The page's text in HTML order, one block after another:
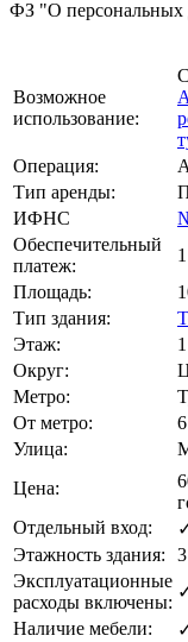
ФЗ "О персональных
Возможное
использование:
Операция:
Тип аренды:
ИФНС
Обеспечительный
платеж:
Площадь:
Тип здания:
Этаж:
1
Округ:
Метро:
От метро:
Улица:
Цена:
Отдельный вход:
Этажность здания:
3
Эксплуатационные
расходы включены:
Наличие мебели: